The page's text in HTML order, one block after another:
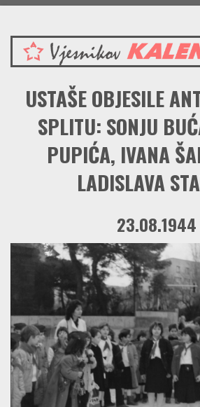
VIJESTI
REDAKCIJSKI KOMENTAR
VJESNIKOV KALENDAR
CRVENI ZABAVNIK
USTAŠE OBJESILE
SPLITU: SONJU
PUPIĆA, IVANA
LADISLAVA
23.08.1944